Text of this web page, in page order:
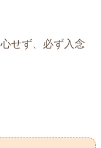
せず、必ず入念